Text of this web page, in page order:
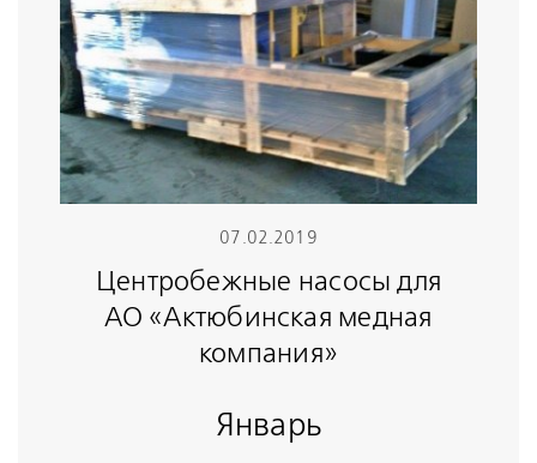
07.02.2019
Центробежные насосы для
АО «Актюбинская медная
компания»
Январь